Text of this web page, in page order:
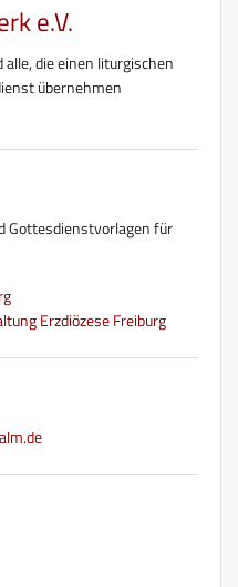
e.V.
die einen liturgischen
übernehmen
Gottesdienstvorlagen für
Erzdiözese Freiburg